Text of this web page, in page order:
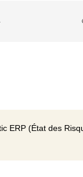
ERP (État des